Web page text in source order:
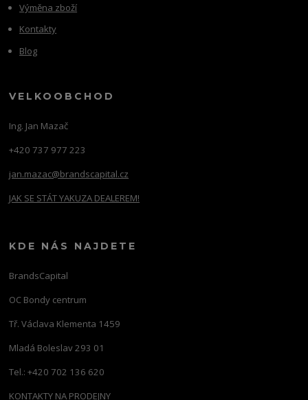
Výměna zboží
Kontakty
Blog
VELKOOBCHOD
Ing. Jan Mazač
+420 737 977 223
jan.mazac@brandscapital.cz
JAK SE STÁT YAKUZA DEALEREM!
KDE NÁS NAJDETE
BrandsCapital
OC Bondy centrum
Tř. Václava Klementa 1459
Mladá Boleslav 293 01
Tel.: +420 702 136 620
KONTAKTY NA PRODEJNY